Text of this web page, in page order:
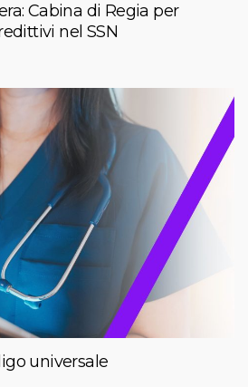
Cabina di Regia per
nel SSN
universale